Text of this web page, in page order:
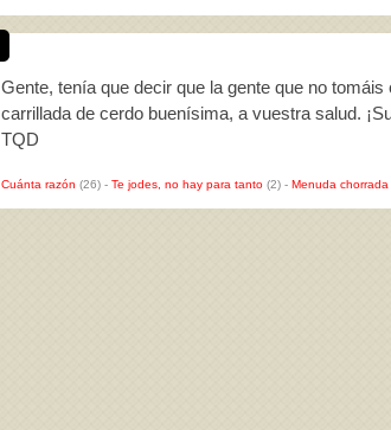
Gente, tenía que decir que la gente que no
carrillada de cerdo buenísima, a vuestra salud.
TQD
Cuánta razón (26) - Te jodes, no hay para tanto (2) - Menuda chorrada